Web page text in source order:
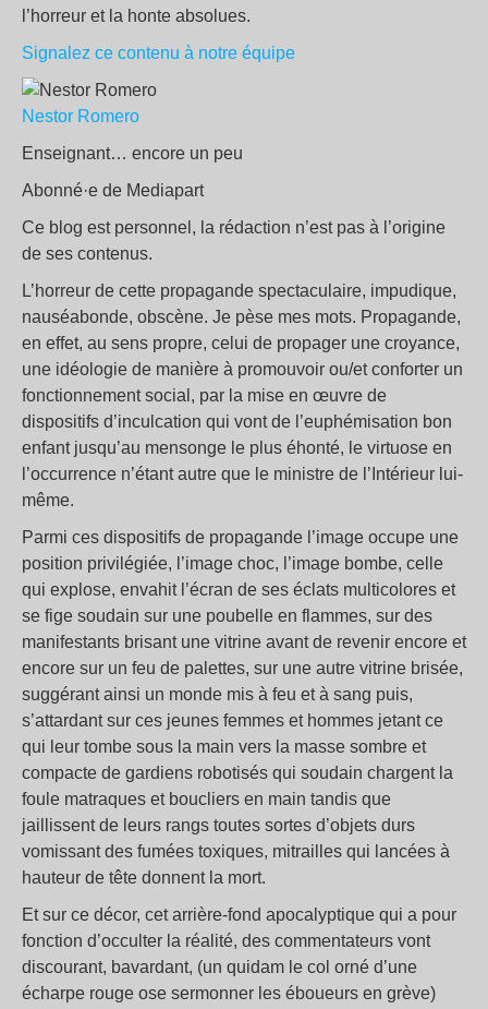
l’horreur et la honte absolues.
Signalez ce contenu à notre équipe
Nestor Romero
Enseignant… encore un peu
Abonné·e de Mediapart
Ce blog est personnel, la rédaction n’est pas à l’origine
de ses contenus.
L’horreur de cette propagande spectaculaire, impudique,
nauséabonde, obscène. Je pèse mes mots. Propagande,
en effet, au sens propre, celui de propager une croyance,
une idéologie de manière à promouvoir ou/et conforter un
fonctionnement social, par la mise en œuvre de
dispositifs d’inculcation qui vont de l’euphémisation bon
enfant jusqu’au mensonge le plus éhonté, le virtuose en
l’occurrence n’étant autre que le ministre de l’Intérieur lui-
même.
Parmi ces dispositifs de propagande l’image occupe une
position privilégiée, l’image choc, l’image bombe, celle
qui explose, envahit l’écran de ses éclats multicolores et
se fige soudain sur une poubelle en flammes, sur des
manifestants brisant une vitrine avant de revenir encore et
encore sur un feu de palettes, sur une autre vitrine brisée,
suggérant ainsi un monde mis à feu et à sang puis,
s’attardant sur ces jeunes femmes et hommes jetant ce
qui leur tombe sous la main vers la masse sombre et
compacte de gardiens robotisés qui soudain chargent la
foule matraques et boucliers en main tandis que
jaillissent de leurs rangs toutes sortes d’objets durs
vomissant des fumées toxiques, mitrailles qui lancées à
hauteur de tête donnent la mort.
Et sur ce décor, cet arrière-fond apocalyptique qui a pour
fonction d’occulter la réalité, des commentateurs vont
discourant, bavardant, (un quidam le col orné d’une
écharpe rouge ose sermonner les éboueurs en grève)